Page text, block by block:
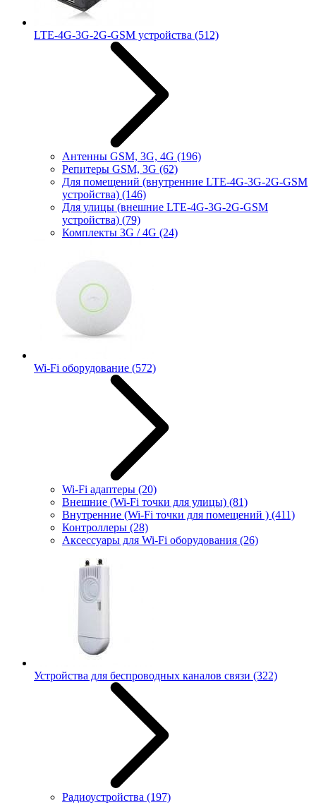
LTE-4G-3G-2G-GSM устройства (512)
Антенны GSM, 3G, 4G (196)
Репитеры GSM, 3G (62)
Для помещений (внутренние LTE-4G-3G-2G-GSM
устройства) (146)
Для улицы (внешние LTE-4G-3G-2G-GSM
устройства) (79)
Комплекты 3G / 4G (24)
Wi-Fi оборудование (572)
Wi-Fi адаптеры (20)
Внешние (Wi-Fi точки для улицы) (81)
Внутренние (Wi-Fi точки для помещений ) (411)
Контроллеры (28)
Аксессуары для Wi-Fi оборудования (26)
Устройства для беспроводных каналов связи (322)
Радиоустройства (197)